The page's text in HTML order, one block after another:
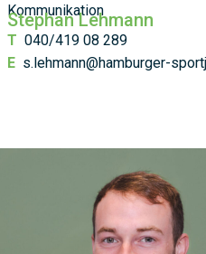
Kommunikation
Stephan Lehmann
T 040/419 08 289
E s.lehmann@hamburger-